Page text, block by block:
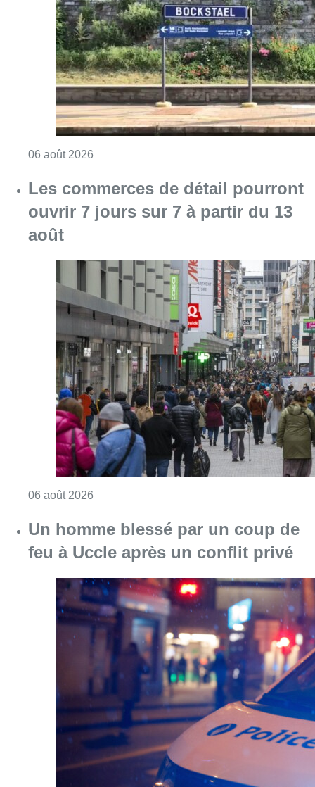
06 août 2026
Les commerces de détail pourront
ouvrir 7 jours sur 7 à partir du 13
août
06 août 2026
Un homme blessé par un coup de
feu à Uccle après un conflit privé